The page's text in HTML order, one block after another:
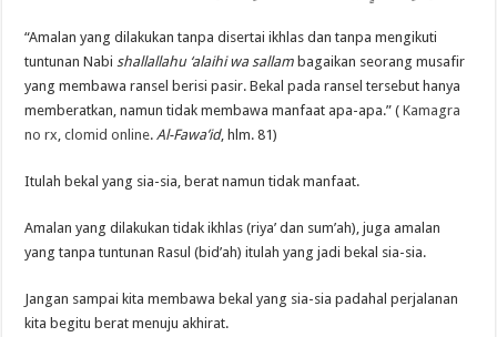
“Amalan yang dilakukan tanpa disertai ikhlas dan tanpa mengikuti
tuntunan Nabi shallallahu ‘alaihi wa sallam bagaikan seorang musafir
yang membawa ransel berisi pasir. Bekal pada ransel tersebut hanya
memberatkan, namun tidak membawa manfaat apa-apa.” (Kamagra
no rx ,clomid online.Al-Fawa’id, hlm. 81)
Itulah bekal yang sia-sia, berat namun tidak manfaat.
Amalan yang dilakukan tidak ikhlas (riya’ dan sum’ah), juga amalan
yang tanpa tuntunan Rasul (bid’ah) itulah yang jadi bekal sia-sia.
Jangan sampai kita membawa bekal yang sia-sia padahal perjalanan
kita begitu berat menuju akhirat.